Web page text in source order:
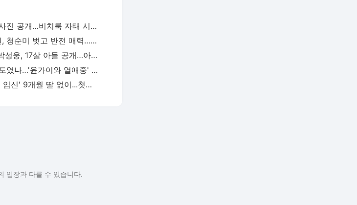
송혜교, 수영장 사진 공개…비치룩 자태 시선집중
치어리더 하지원, 청순미 벗고 반전 매력…적나라한 라인에 팬들 환호
"평생 못 이겨" 박성웅, 17살 아들 공개…아빠 '신세계' 시절 판박이 [엑's 이슈]
아이유, 무슨 의도였나…'윤가이와 열애중' 장기하 BGM에 의견분분 [엑's 이슈]
이시영, '이혼 후 임신' 9개월 딸 없이...첫째와 한 달 캐나다 떠났다 "내년엔 같이" [엑's 이슈]
입장과 다를 수 있습니다.